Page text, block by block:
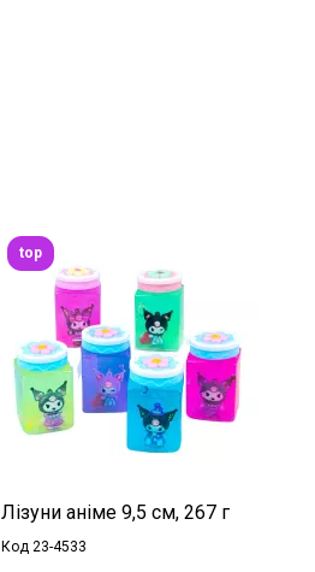
Лізуни аніме 9,5 см, 267 г
Код 23-4533
top